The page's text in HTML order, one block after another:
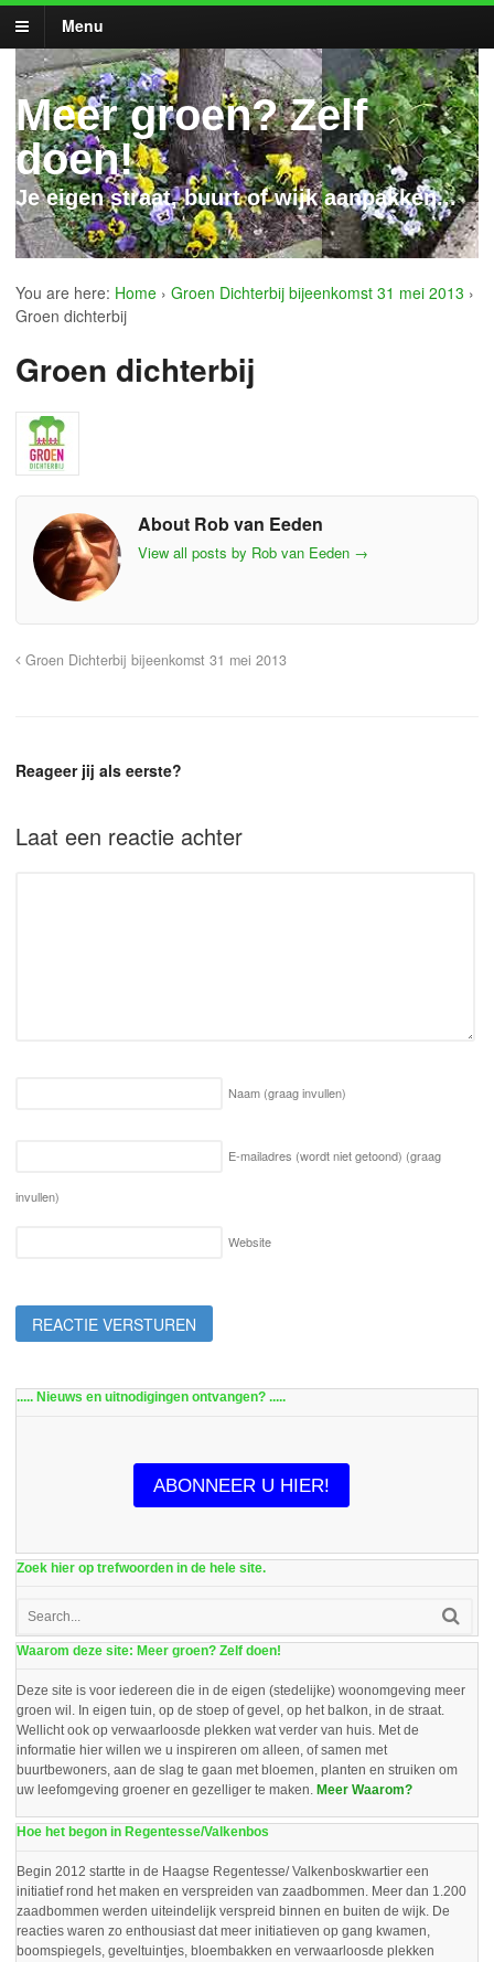
Menu
Meer groen? Zelf
doen!
Je eigen straat, buurt of wijk aanpakken...
You are here: Home › Groen Dichterbij bijeenkomst 31 mei 2013 ›
Groen dichterbij
Groen dichterbij
About Rob van Eeden
View all posts by Rob van Eeden →
Groen Dichterbij bijeenkomst 31 mei 2013
Reageer jij als eerste?
Laat een reactie achter
Naam (graag invullen)
E-mailadres (wordt niet getoond) (graag
invullen)
Website
..... Nieuws en uitnodigingen ontvangen? .....
ABONNEER U HIER!
Zoek hier op trefwoorden in de hele site.
Waarom deze site: Meer groen? Zelf doen!
Deze site is voor iedereen die in de eigen (stedelijke) woonomgeving meer
groen wil. In eigen tuin, op de stoep of gevel, op het balkon, in de straat.
Wellicht ook op verwaarloosde plekken wat verder van huis. Met de
informatie hier willen we u inspireren om alleen, of samen met
buurtbewoners, aan de slag te gaan met bloemen, planten en struiken om
uw leefomgeving groener en gezelliger te maken. Meer Waarom?
Hoe het begon in Regentesse/Valkenbos
Begin 2012 startte in de Haagse Regentesse/ Valkenboskwartier een
initiatief rond het maken en verspreiden van zaadbommen. Meer dan 1.200
zaadbommen werden uiteindelijk verspreid binnen en buiten de wijk. De
reacties waren zo enthousiast dat meer initiatieven op gang kwamen,
boomspiegels, geveltuintjes, bloembakken en verwaarloosde plekken